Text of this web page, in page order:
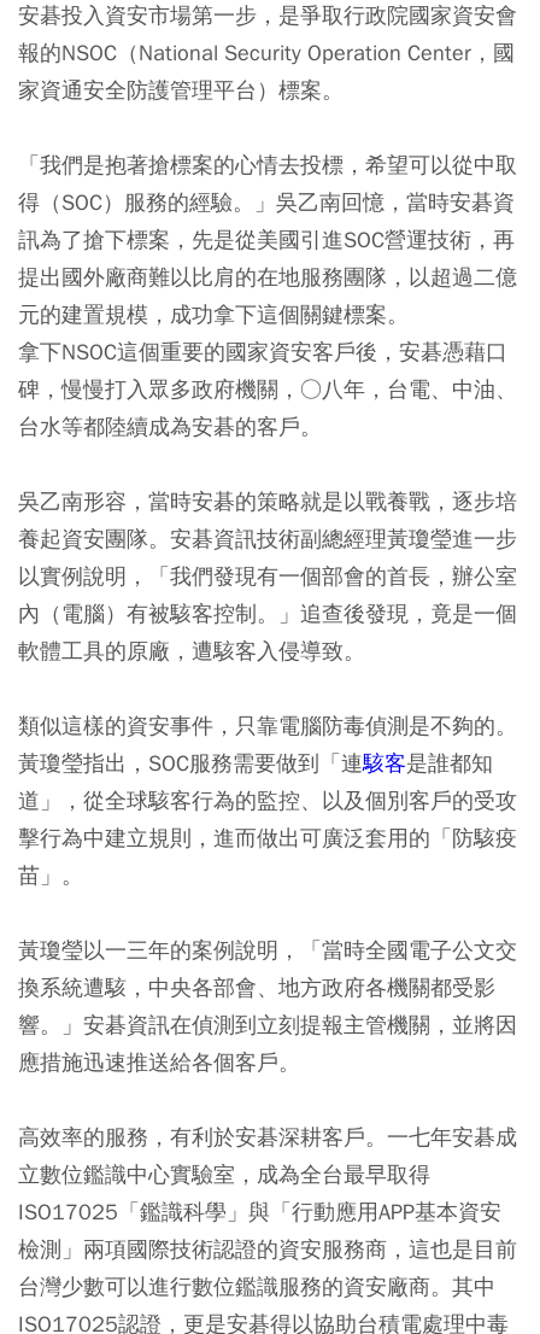
安碁投入資安市場第一步，是爭取行政院國家資安會
報的NSOC（National Security Operation Center，國
家資通安全防護管理平台）標案。
「我們是抱著搶標案的心情去投標，希望可以從中取
得（SOC）服務的經驗。」吳乙南回憶，當時安碁資
訊為了搶下標案，先是從美國引進SOC營運技術，再
提出國外廠商難以比肩的在地服務團隊，以超過二億
元的建置規模，成功拿下這個關鍵標案。
拿下NSOC這個重要的國家資安客戶後，安碁憑藉口
碑，慢慢打入眾多政府機關，○八年，台電、中油、
台水等都陸續成為安碁的客戶。
吳乙南形容，當時安碁的策略就是以戰養戰，逐步培
養起資安團隊。安碁資訊技術副總經理黃瓊瑩進一步
以實例說明，「我們發現有一個部會的首長，辦公室
內（電腦）有被駭客控制。」追查後發現，竟是一個
軟體工具的原廠，遭駭客入侵導致。
類似這樣的資安事件，只靠電腦防毒偵測是不夠的。
黃瓊瑩指出，SOC服務需要做到「連駭客是誰都知
道」，從全球駭客行為的監控、以及個別客戶的受攻
擊行為中建立規則，進而做出可廣泛套用的「防駭疫
苗」。
黃瓊瑩以一三年的案例說明，「當時全國電子公文交
換系統遭駭，中央各部會、地方政府各機關都受影
響。」安碁資訊在偵測到立刻提報主管機關，並將因
應措施迅速推送給各個客戶。
高效率的服務，有利於安碁深耕客戶。一七年安碁成
立數位鑑識中心實驗室，成為全台最早取得
ISO17025「鑑識科學」與「行動應用APP基本資安
檢測」兩項國際技術認證的資安服務商，這也是目前
台灣少數可以進行數位鑑識服務的資安廠商。其中
ISO17025認證，更是安碁得以協助台積電處理中毒